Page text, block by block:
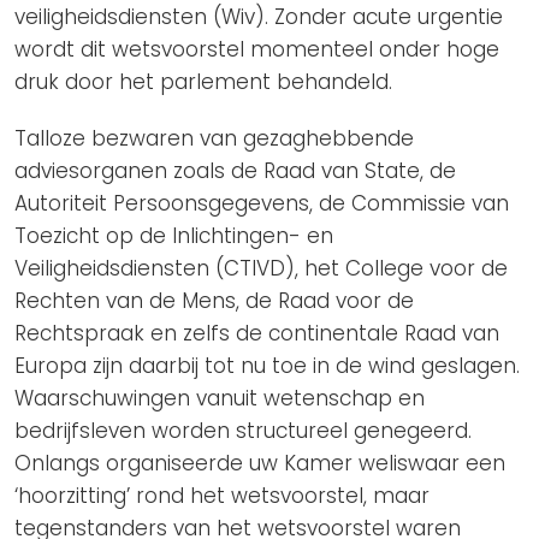
veiligheidsdiensten (Wiv). Zonder acute urgentie
wordt dit wetsvoorstel momenteel onder hoge
druk door het parlement behandeld.
Talloze bezwaren van gezaghebbende
adviesorganen zoals de Raad van State, de
Autoriteit Persoonsgegevens, de Commissie van
Toezicht op de Inlichtingen- en
Veiligheidsdiensten (CTIVD), het College voor de
Rechten van de Mens, de Raad voor de
Rechtspraak en zelfs de continentale Raad van
Europa zijn daarbij tot nu toe in de wind geslagen.
Waarschuwingen vanuit wetenschap en
bedrijfsleven worden structureel genegeerd.
Onlangs organiseerde uw Kamer weliswaar een
‘hoorzitting’ rond het wetsvoorstel, maar
tegenstanders van het wetsvoorstel waren